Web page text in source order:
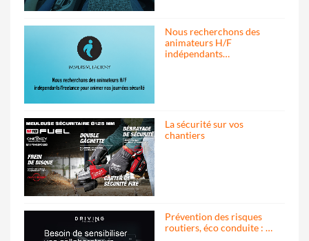
Nous recherchons des
animateurs H/F
indépendants…
La sécurité sur vos
chantiers
Prévention des risques
routiers, éco conduite : …